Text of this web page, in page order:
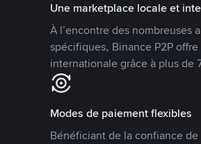
Une marketplace locale et
À l’encontre des nombreuses
spécifiques, Binance P2P
internationale grâce à plus de
Modes de paiement flexibles
Bénéficiant de la confiance